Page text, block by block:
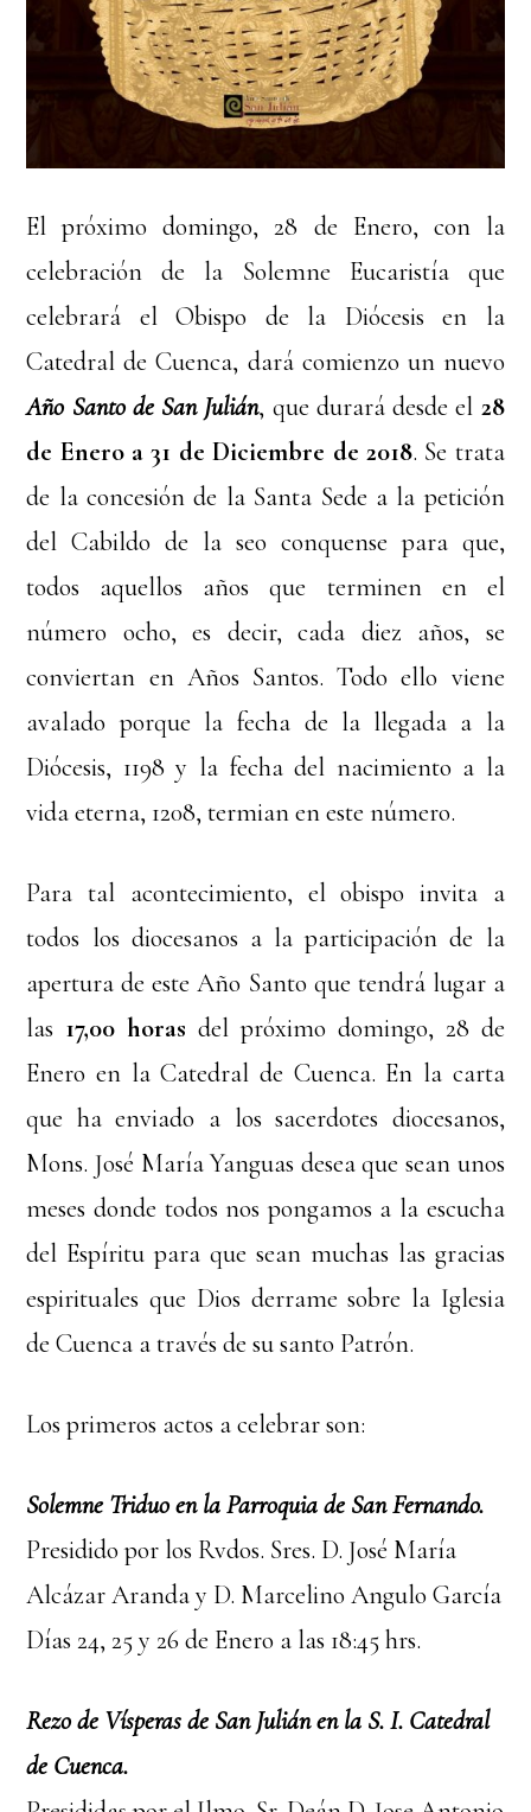
El próximo domingo, 28 de Enero, con la
celebración de la Solemne Eucaristía que
celebrará el Obispo de la Diócesis en la
Catedral de Cuenca, dará comienzo un nuevo
Año Santo de San Julián, que durará desde el 28
de Enero a 31 de Diciembre de 2018. Se trata
de la concesión de la Santa Sede a la petición
del Cabildo de la seo conquense para que,
todos aquellos años que terminen en el
número ocho, es decir, cada diez años, se
conviertan en Años Santos. Todo ello viene
avalado porque la fecha de la llegada a la
Diócesis, 1198 y la fecha del nacimiento a la
vida eterna, 1208, termian en este número.
Para tal acontecimiento, el obispo invita a
todos los diocesanos a la participación de la
apertura de este Año Santo que tendrá lugar a
las 17,00 horas del próximo domingo, 28 de
Enero en la Catedral de Cuenca. En la carta
que ha enviado a los sacerdotes diocesanos,
Mons. José María Yanguas desea que sean unos
meses donde todos nos pongamos a la escucha
del Espíritu para que sean muchas las gracias
espirituales que Dios derrame sobre la Iglesia
de Cuenca a través de su santo Patrón.
Los primeros actos a celebrar son:
Solemne Triduo en la Parroquia de San Fernando.
Presidido por los Rvdos. Sres. D. José María
Alcázar Aranda y D. Marcelino Angulo García
Días 24, 25 y 26 de Enero a las 18:45 hrs.
Rezo de Vísperas de San Julián en la S. I. Catedral
de Cuenca.